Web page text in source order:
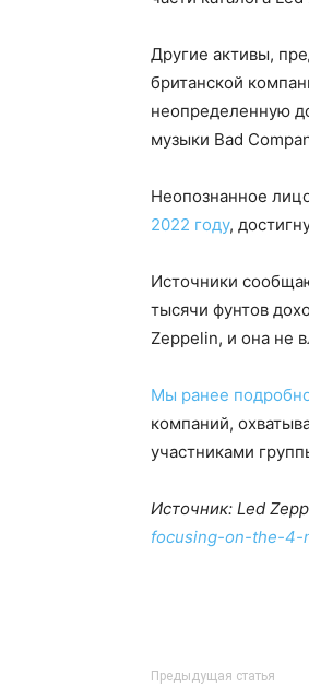
Другие активы,
британской
неопределенную
музыки Bad
Неопознанное
2022 году,
Источники
тысячи фунтов
Zeppelin, и она не
Мы ранее
компаний,
участниками
Источник: Led
focusing-on-the-4-
Предыдущая статья